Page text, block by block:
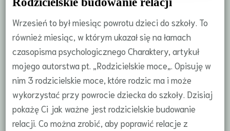
Wrzesień to był miesiąc powrotu dzieci do szkoły. To
również miesiąc, w którym ukazał się na łamach
czasopisma psychologicznego Charaktery, artykuł
mojego autorstwa pt. „Rodzicielskie moce„. Opisuję w
nim 3 rodzicielskie moce, które rodzic ma i może
wykorzystać przy powrocie dziecka do szkoły. Dzisiaj
pokażę Ci jak ważne jest rodzicielskie budowanie
relacji. Co można zrobić, aby poprawić relacje z